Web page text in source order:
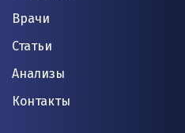
Врачи
Статьи
Анализы
Контакты